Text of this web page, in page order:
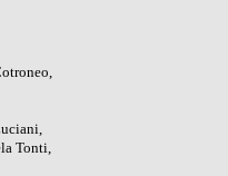
Tonti,